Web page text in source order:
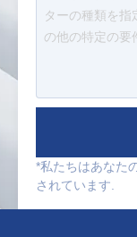
*私たちはあなた
されています.